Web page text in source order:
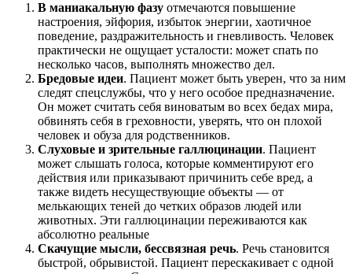
В маниакальную фазу отмечаются повышение
настроения, эйфория, избыток энергии, хаотичное
поведение, раздражительность и гневливость. Человек
практически не ощущает усталости: может спать по
несколько часов, выполнять множество дел.
Бредовые идеи. Пациент может быть уверен, что за ним
следят спецслужбы, что у него особое предназначение.
Он может считать себя виноватым во всех бедах мира,
обвинять себя в греховности, уверять, что он плохой
человек и обуза для родственников.
Слуховые и зрительные галлюцинации. Пациент
может слышать голоса, которые комментируют его
действия или приказывают причинить себе вред, а
также видеть несуществующие объекты — от
мелькающих теней до четких образов людей или
животных. Эти галлюцинации переживаются как
абсолютно реальные
Скачущие мысли, бессвязная речь. Речь становится
быстрой, обрывистой. Пациент перескакивает с одной